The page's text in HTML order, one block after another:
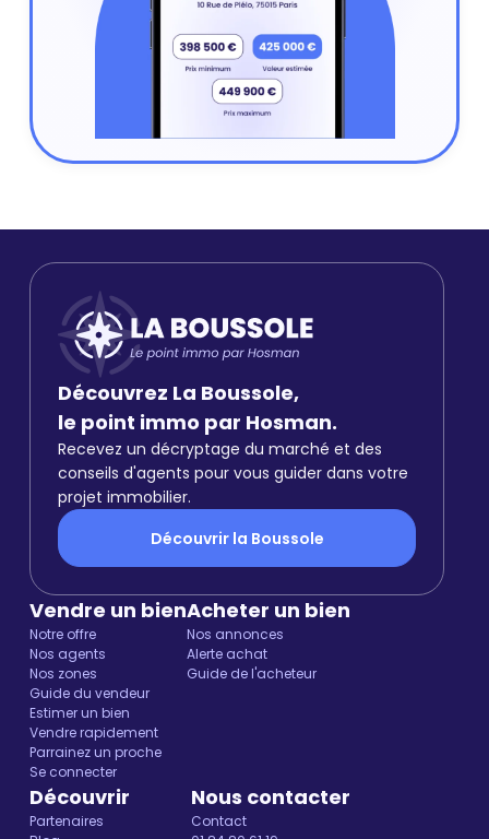
Découvrez La Boussole,
le point immo par Hosman.
Recevez un décryptage du marché et des
conseils d'agents pour vous guider dans votre
projet immobilier.
Découvrir la Boussole
Vendre un bien
Notre offre
Nos agents
Nos zones
Guide du vendeur
Estimer un bien
Vendre rapidement
Parrainez un proche
Se connecter
Acheter un bien
Nos annonces
Alerte achat
Guide de l'acheteur
Découvrir
Partenaires
Nous contacter
Contact